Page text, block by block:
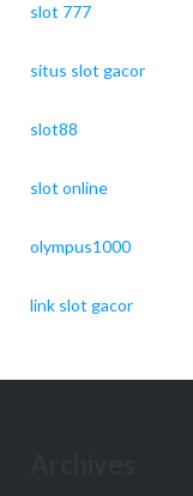
slot 777
situs slot gacor
slot88
slot online
olympus1000
link slot gacor